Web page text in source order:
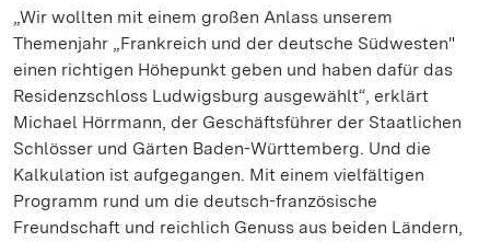
„Wir wollten mit einem großen Anlass unserem
Themenjahr „Frankreich und der deutsche Südwesten"
einen richtigen Höhepunkt geben und haben dafür das
Residenzschloss Ludwigsburg ausgewählt“, erklärt
Michael Hörrmann, der Geschäftsführer der Staatlichen
Schlösser und Gärten Baden-Württemberg. Und die
Kalkulation ist aufgegangen. Mit einem vielfältigen
Programm rund um die deutsch-französische
Freundschaft und reichlich Genuss aus beiden Ländern,